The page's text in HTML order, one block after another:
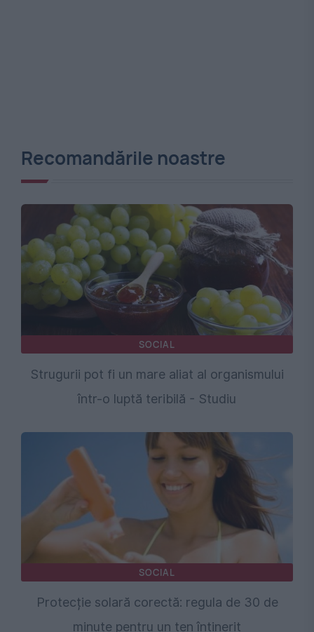
Recomandările noastre
SOCIAL
Strugurii pot fi un mare aliat al organismului
într-o luptă teribilă - Studiu
SOCIAL
Protecție solară corectă: regula de 30 de
minute pentru un ten întinerit